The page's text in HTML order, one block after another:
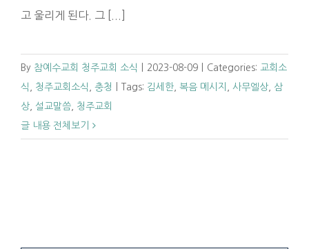
고 울리게 된다. 그 [...]
By 참예수교회 청주교회 소식 2023-08-09 Categories: 교회소
식
청주교회소식 충청 Tags: 김세한 복음 메시지 사무엘상
삼
상
설교말씀
청주교회
글 내용 전체보기